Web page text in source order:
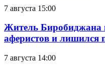
7 августа 15:00
Житель Биробиджана
аферистов и лишился
7 августа 14:00